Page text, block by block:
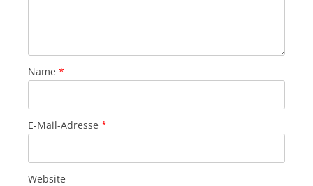
Name *
E-Mail-Adresse *
Website